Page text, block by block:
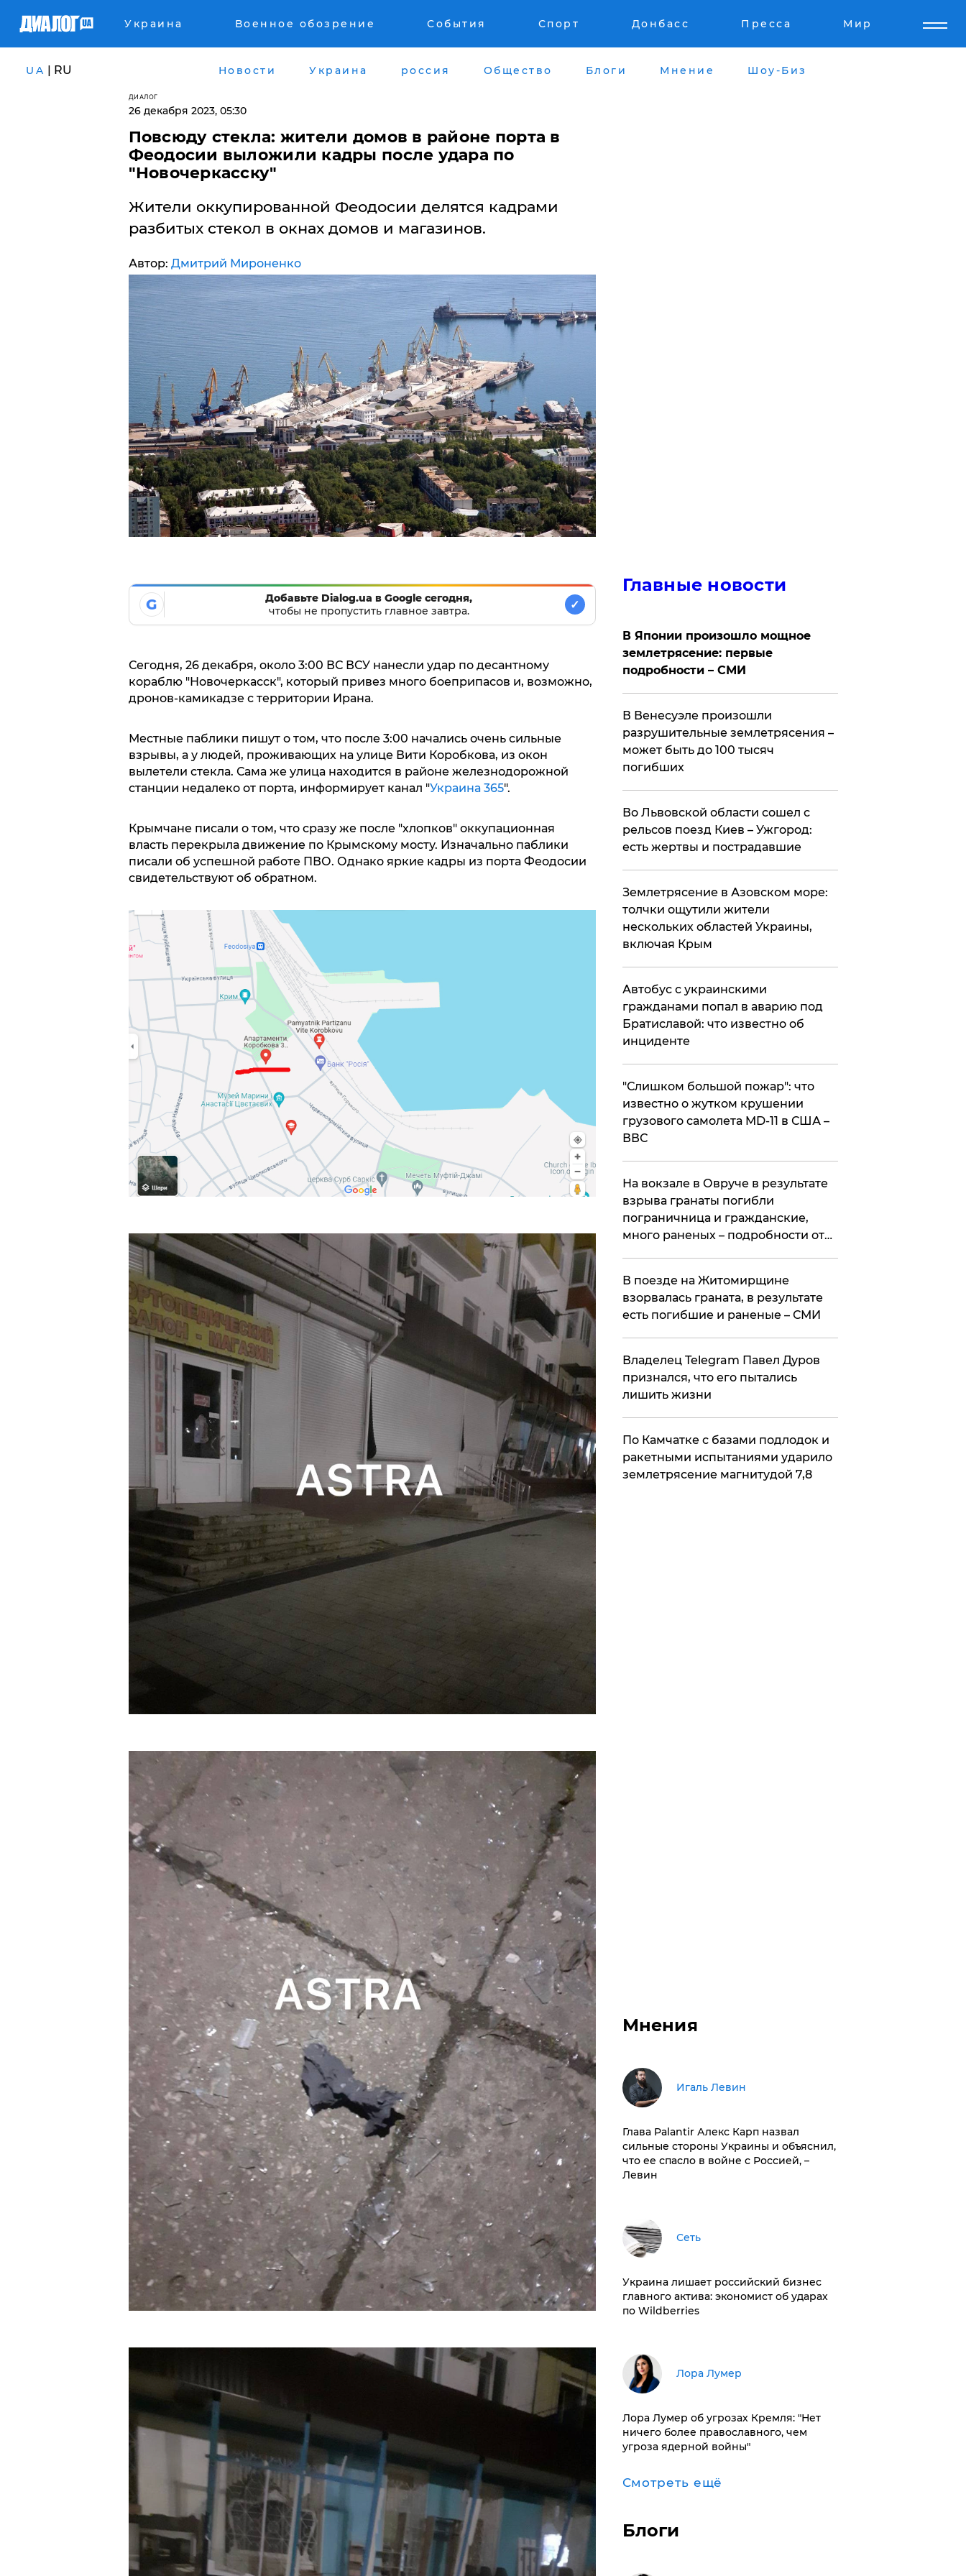
Украина Военное обозрение События Спорт Донбасс Пресса Мир
UA | RU Новости Украина россия Общество Блоги Мнение Шоу-Биз
ДИАЛОГ
26 декабря 2023, 05:30
​Повсюду стекла: жители домов в районе порта в
Феодосии выложили кадры после удара по
"Новочеркасску"
Жители оккупированной Феодосии делятся кадрами
разбитых стекол в окнах домов и магазинов.
Автор: Дмитрий Мироненко
G
Добавьте Dialog.ua в Google сегодня,
чтобы не пропустить главное завтра.
✓
Сегодня, 26 декабря, около 3:00 ВС ВСУ нанесли удар по десантному
кораблю "Новочеркасск", который привез много боеприпасов и, возможно,
дронов-камикадзе с территории Ирана.
Местные паблики пишут о том, что после 3:00 начались очень сильные
взрывы, а у людей, проживающих на улице Вити Коробкова, из окон
вылетели стекла. Сама же улица находится в районе железнодорожной
станции недалеко от порта, информирует канал "Украина 365".
Крымчане писали о том, что сразу же после "хлопков" оккупационная
власть перекрыла движение по Крымскому мосту. Изначально паблики
писали об успешной работе ПВО. Однако яркие кадры из порта Феодосии
свидетельствуют об обратном.
Главные новости
В Японии произошло мощное
землетрясение: первые
подробности – СМИ
В Венесуэле произошли
разрушительные землетрясения –
может быть до 100 тысяч
погибших
Во Львовской области сошел с
рельсов поезд Киев – Ужгород:
есть жертвы и пострадавшие
Землетрясение в Азовском море:
толчки ощутили жители
нескольких областей Украины,
включая Крым
Автобус с украинскими
гражданами попал в аварию под
Братиславой: что известно об
инциденте
"Слишком большой пожар": что
известно о жутком крушении
грузового самолета MD-11 в США –
ВВС
На вокзале в Овруче в результате
взрыва гранаты погибли
пограничница и гражданские,
много раненых – подробности от
В поезде на Житомирщине
взорвалась граната, в результате
есть погибшие и раненые – СМИ
Владелец Telegram Павел Дуров
признался, что его пытались
лишить жизни
По Камчатке с базами подлодок и
ракетными испытаниями ударило
землетрясение магнитудой 7,8
Мнения
Игаль Левин
Глава Palantir Алекс Карп назвал
сильные стороны Украины и объяснил,
что ее спасло в войне с Россией, –
Левин
Сеть
​Украина лишает российский бизнес
главного актива: экономист об ударах
по Wildberries
​Лора Лумер
Лора Лумер об угрозах Кремля: "Нет
ничего более православного, чем
угроза ядерной войны"
Смотреть ещё
Блоги